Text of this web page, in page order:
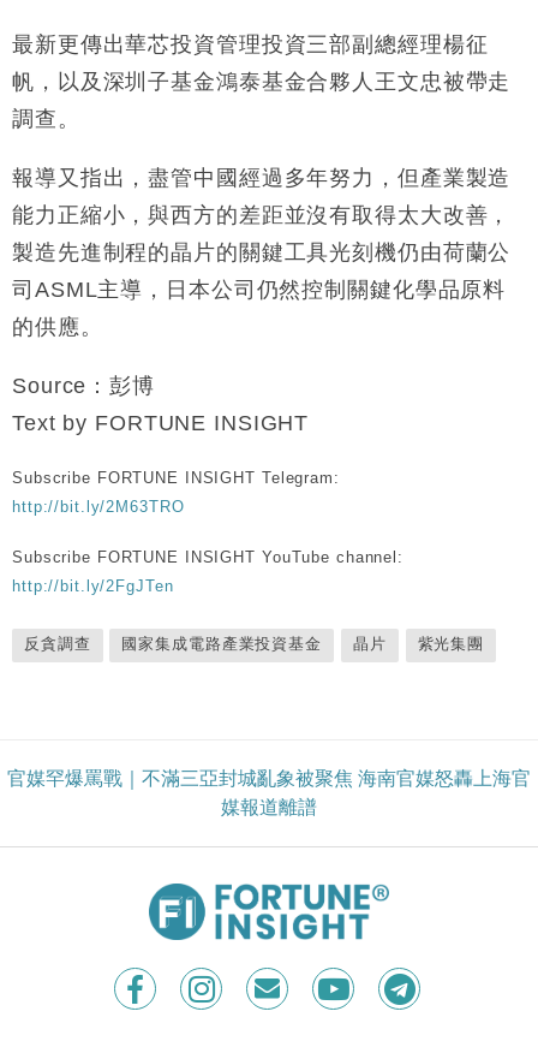
最新更傳出華芯投資管理投資三部副總經理楊征
帆，以及深圳子基金鴻泰基金合夥人王文忠被帶走
調查。
報導又指出，盡管中國經過多年努力，但產業製造
能力正縮小，與西方的差距並沒有取得太大改善，
製造先進制程的晶片的關鍵工具光刻機仍由荷蘭公
司ASML主導，日本公司仍然控制關鍵化學品原料
的供應。
Source：彭博
Text by FORTUNE INSIGHT
Subscribe FORTUNE INSIGHT Telegram:
http://bit.ly/2M63TRO
Subscribe FORTUNE INSIGHT YouTube channel:
http://bit.ly/2FgJTen
反貪調查 國家集成電路產業投資基金 晶片 紫光集團
官媒罕爆罵戰｜不滿三亞封城亂象被聚焦 海南官媒怒轟上海官
媒報道離譜